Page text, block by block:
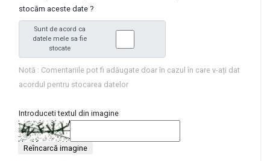
stocăm aceste date ?
Sunt de acord ca
datele mele sa fie
stocate
Notă : Comentariile pot fi adăugate doar în cazul în care v-ați dat
acordul pentru stocarea datelor
Introduceti textul din imagine
Reîncarcă imagine